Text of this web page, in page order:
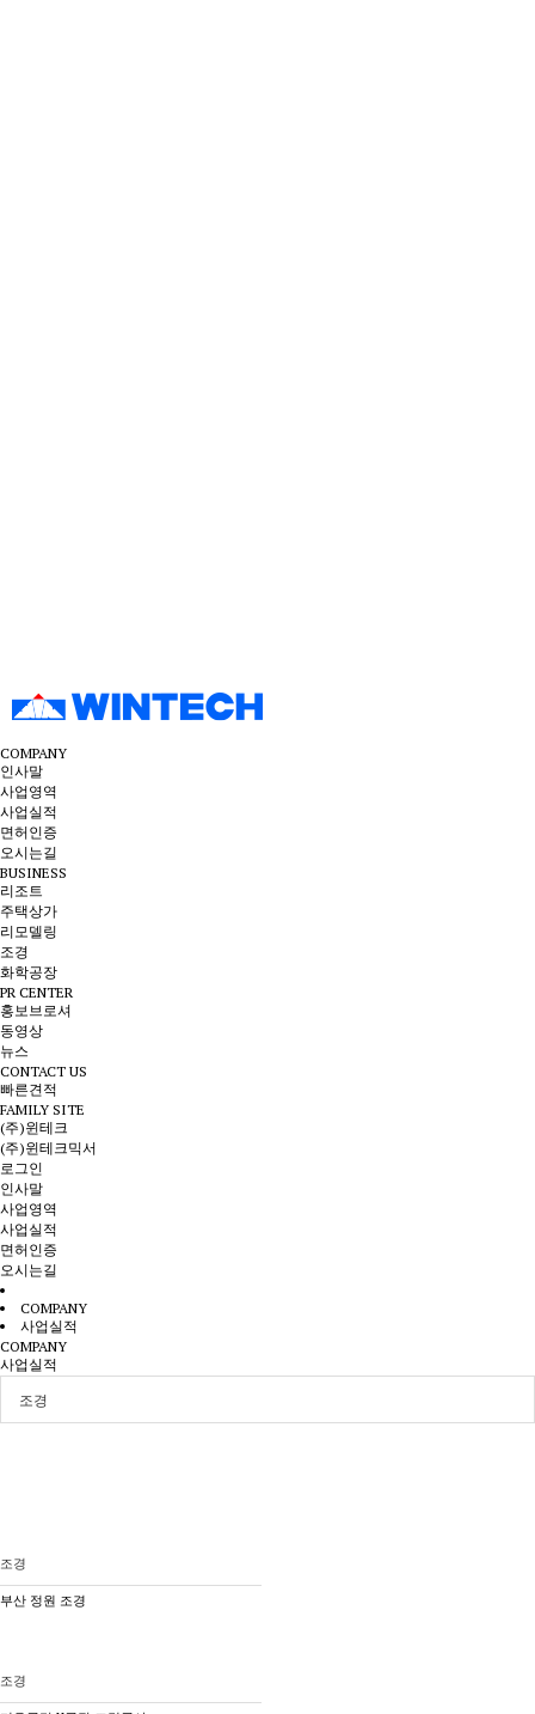
COMPANY
인사말
사업영역
사업실적
면허인증
오시는길
BUSINESS
리조트
주택상가
리모델링
조경
화학공장
PR CENTER
홍보브로셔
동영상
뉴스
CONTACT US
빠른견적
FAMILY SITE
(주)윈테크
(주)윈테크믹서
로그인
인사말
사업영역
사업실적
면허인증
오시는길
COMPANY
사업실적
COMPANY
사업실적
조경
조경
부산 정원 조경
조경